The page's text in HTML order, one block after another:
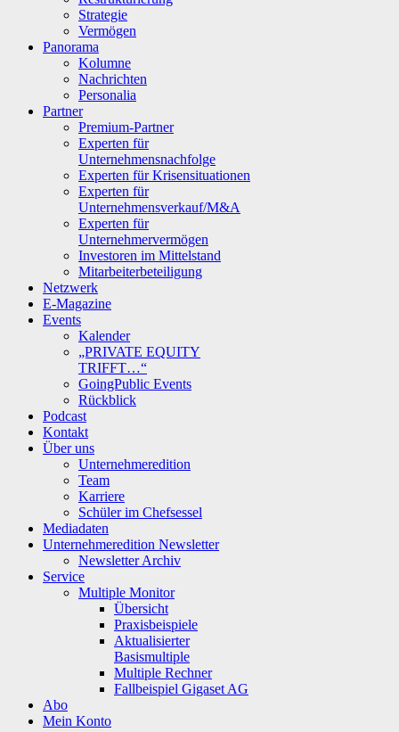
Strategie
Vermögen
Panorama
Kolumne
Nachrichten
Personalia
Partner
Premium-Partner
Experten für
Unternehmensnachfolge
Experten für Krisensituationen
Experten für
Unternehmensverkauf/M&A
Experten für
Unternehmervermögen
Investoren im Mittelstand
Mitarbeiterbeteiligung
Netzwerk
E-Magazine
Events
Kalender
„PRIVATE EQUITY
TRIFFT…“
GoingPublic Events
Rückblick
Podcast
Kontakt
Über uns
Unternehmeredition
Team
Karriere
Schüler im Chefsessel
Mediadaten
Unternehmeredition Newsletter
Newsletter Archiv
Service
Multiple Monitor
Übersicht
Praxisbeispiele
Aktualisierter
Basismultiple
Multiple Rechner
Fallbeispiel Gigaset AG
Abo
Mein Konto